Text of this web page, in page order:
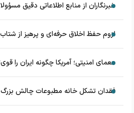
خبرنگاران از منابع اطلاعاتی دقیق
لزوم حفظ اخلاق حرفه‌ای و پرهیز از شتاب
معمای امنیتی؛ آمریکا چگونه ایران را
فقدان تشکل خانه مطبوعات چالش